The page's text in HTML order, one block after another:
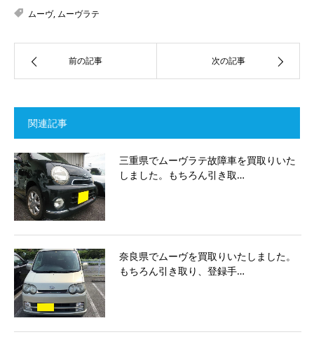
ムーヴ,ムーヴラテ
前の記事 次の記事
関連記事
三重県でムーヴラテ故障車を買取りいた
しました。もちろん引き取…
奈良県でムーヴを買取りいたしました。
もちろん引き取り、登録手…